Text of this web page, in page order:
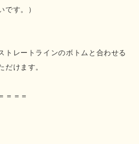
です。）
トレートラインのボトムと合わせる
だけます。
＝＝＝